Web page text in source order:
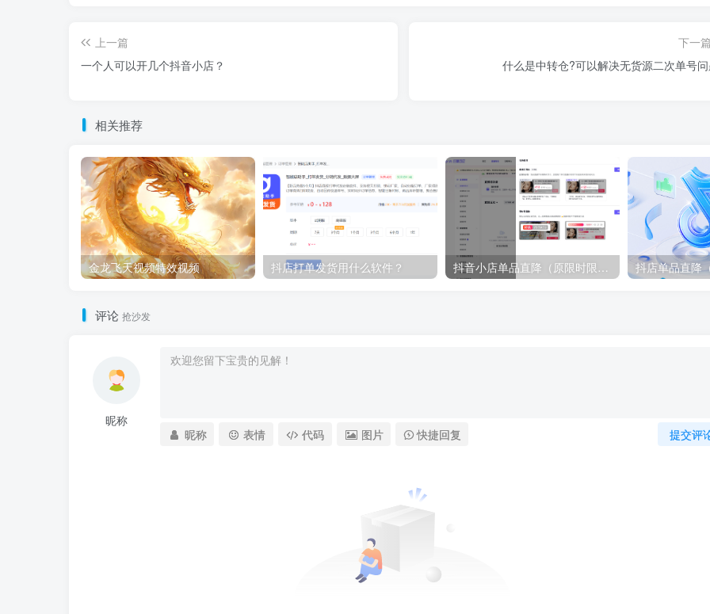
上一篇
一个人可以开几个抖音小店？
下一
什么是中转仓?可以解决无货源二次单号
相关推荐
金龙飞天视频特效视频 抖店打单发货用什么软件？ 抖音小店单品直降（原限时限量购）丨功能介绍及操作指南
评论 抢沙发
昵称
提交评
昵称 表情 代码 图片 快捷回复